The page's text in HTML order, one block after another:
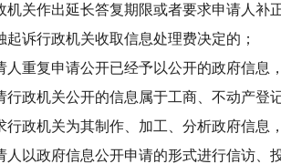
作出延长答复期限或者要求申请人补
诉行政机关收取信息处理费决定的；
复申请公开已经予以公开的政府信息
机关公开的信息属于工商、不动产登
机关为其制作、加工、分析政府信息
政府信息公开申请的形式进行信访、